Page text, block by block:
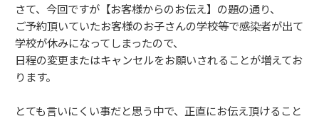
さて、今回ですが【お客様からのお伝え】の題の通り、
ご予約頂いていたお客様のお子さんの学校等で感染者が出て
学校が休みになってしまったので、
日程の変更またはキャンセルをお願いされることが増えてお
ります。
とても言いにくい事だと思う中で、正直にお伝え頂けること